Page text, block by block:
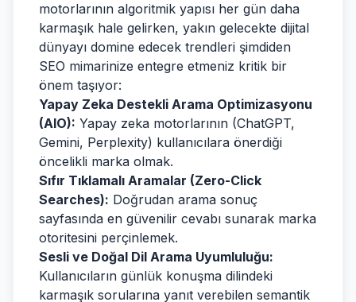
motorlarının algoritmik yapısı her gün daha
karmaşık hale gelirken, yakın gelecekte dijital
dünyayı domine edecek trendleri şimdiden
SEO mimarinize entegre etmeniz kritik bir
önem taşıyor:
Yapay Zeka Destekli Arama Optimizasyonu
(AIO): Yapay zeka motorlarının (ChatGPT,
Gemini, Perplexity) kullanıcılara önerdiği
öncelikli marka olmak.
Sıfır Tıklamalı Aramalar (Zero-Click
Searches): Doğrudan arama sonuç
sayfasında en güvenilir cevabı sunarak marka
otoritesini perçinlemek.
Sesli ve Doğal Dil Arama Uyumluluğu:
Kullanıcıların günlük konuşma dilindeki
karmaşık sorularına yanıt verebilen semantik